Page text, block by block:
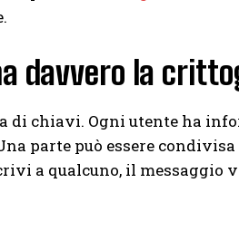
davvero la
di chiavi. Ogni utente ha
parte può essere
a qualcuno, il messaggio